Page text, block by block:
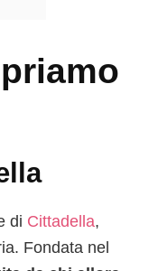
di Cittadella,
Fondata nel